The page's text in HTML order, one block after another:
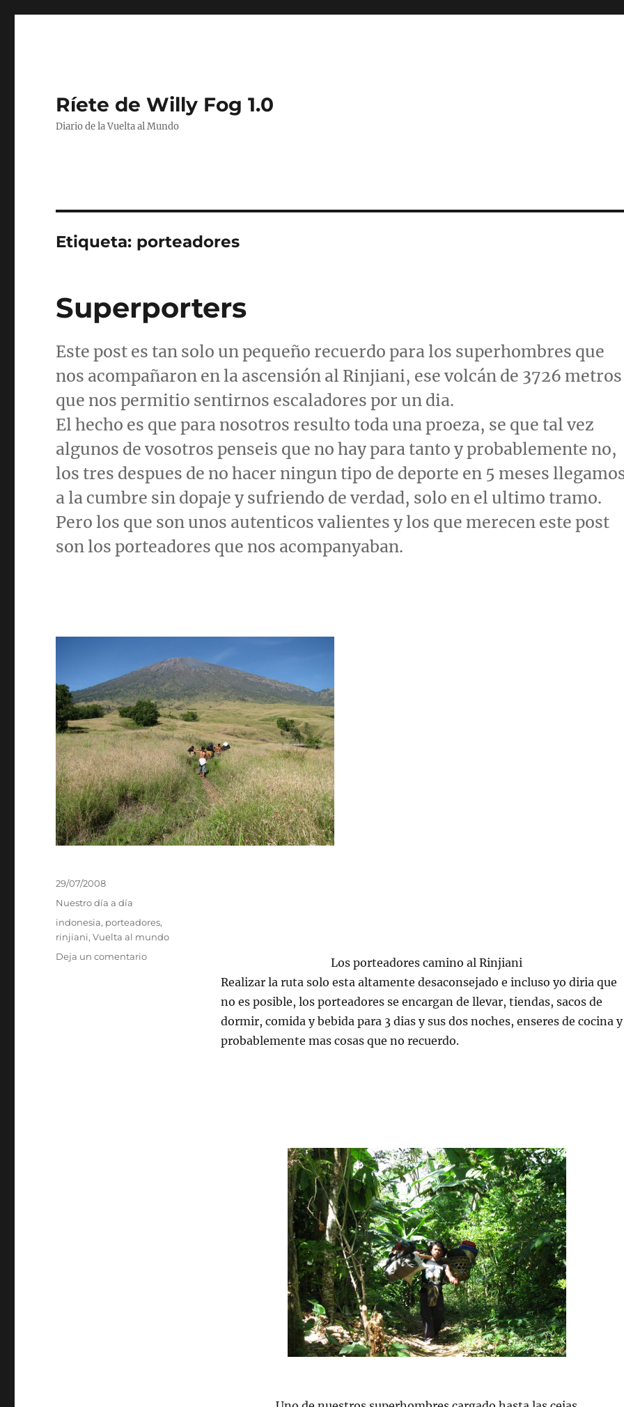
Ríete de Willy Fog 1.0
Diario de la Vuelta al Mundo
Etiqueta: porteadores
Superporters
Este post es tan solo un pequeño recuerdo para los superhombres que
nos acompañaron en la ascensión al Rinjiani, ese volcán de 3726 metros
que nos permitio sentirnos escaladores por un dia.
El hecho es que para nosotros resulto toda una proeza, se que tal vez
algunos de vosotros penseis que no hay para tanto y probablemente no,
los tres despues de no hacer ningun tipo de deporte en 5 meses
a la cumbre sin dopaje y sufriendo de verdad, solo en el ultimo tramo.
Pero los que son unos autenticos valientes y los que merecen este post
son los porteadores que nos acompanyaban.
Los porteadores camino al Rinjiani
Realizar la ruta solo esta altamente desaconsejado e incluso yo diria que
no es posible, los porteadores se encargan de llevar, tiendas, sacos de
dormir, comida y bebida para 3 dias y sus dos noches, enseres de cocina y
probablemente mas cosas que no recuerdo.
Publicado
29/07/2008
Categorías
Nuestro día a día
Etiquetas
indonesia, porteadores,
rinjiani,Vuelta al mundo
Deja un comentarioen